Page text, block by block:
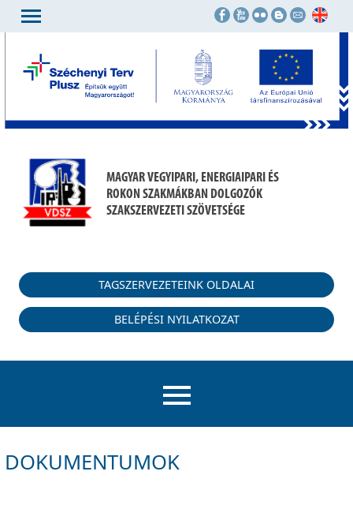
MAGYAR VEGYIPARI, ENERGIAIPARI ÉS
ROKON SZAKMÁKBAN DOLGOZÓK
SZAKSZERVEZETI SZÖVETSÉGE
TAGSZERVEZETEINK OLDALAI
BELÉPÉSI NYILATKOZAT
DOKUMENTUMOK